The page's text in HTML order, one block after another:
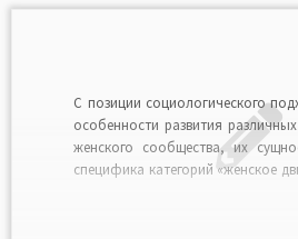
С позиции социологического
особенности развития
женского сообщества, их
специфика категорий «женское